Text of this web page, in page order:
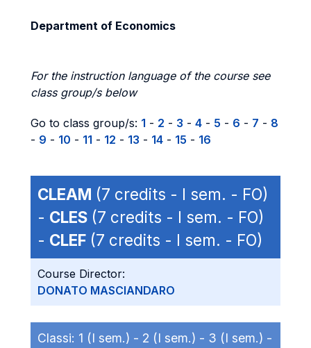
Department of Economics
For the instruction language of the course see
class group/s below
Go to class group/s: 1 - 2 - 3 - 4 - 5 - 6 - 7 - 8
- 9 - 10 - 11 - 12 - 13 - 14 - 15 - 16
CLEAM (7 credits - I sem. - FO)
- CLES (7 credits - I sem. - FO)
- CLEF (7 credits - I sem. - FO)
Course Director:
DONATO MASCIANDARO
Classi: 1 (I sem.) - 2 (I sem.) - 3 (I sem.) -